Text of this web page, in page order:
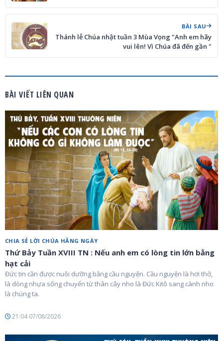
BÀI SAU
Thánh lễ Chúa nhật tuần 3 Mùa Vọng "Anh em hãy
vui lên! Vì Chúa đã đến gần "
BÀI VIẾT LIÊN QUAN
CHIA SẺ LỜI CHÚA HẰNG NGÀY
Thứ Bảy Tuần XVIII TN : Nếu anh em có lòng tin lớn bằng
hạt cải
Đức tin cần được nuôi dưỡng bằng cầu nguyện. Cầu nguyện là hơi thở,
là dòng nhựa sống chuyển từ thân cây nho là Đức Kitô sang cành nho
là chúng ta.
21:04 07/08/2026